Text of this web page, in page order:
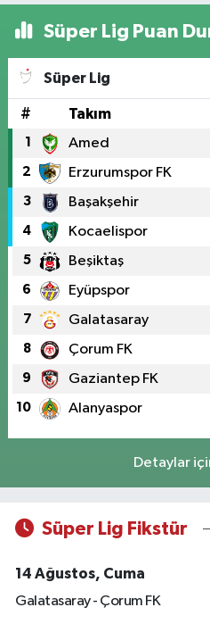
Süper Lig Puan
Süper Lig
# Takım
1 Amed
2 Erzurumspor FK
3 Başakşehir
4 Kocaelispor
5 Beşiktaş
6 Eyüpspor
7 Galatasaray
8 Çorum FK
9 Gaziantep FK
10 Alanyaspor
Detaylar
Süper Lig Fikstür
14 Ağustos, Cuma
Galatasaray - Çorum FK